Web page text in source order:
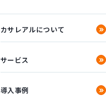
カサレアルについて
サービス
導入事例